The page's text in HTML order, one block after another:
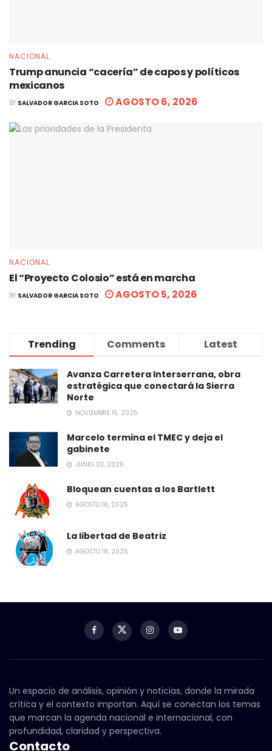
NACIONAL
Trump anuncia “cacería” de capos y políticos
mexicanos
BY SALVADOR GARCIA SOTO AGOSTO 6, 2026
NACIONAL
El “Proyecto Colosio” está en marcha
BY SALVADOR GARCIA SOTO AGOSTO 5, 2026
Trending Comments Latest
Avanza Carretera Interserrana, obra
estratégica que conectará la Sierra
Norte
NOVIEMBRE 15, 2025
Marcelo termina el TMEC y deja el
gabinete
JUNIO 20, 2026
Bloquean cuentas a los Bartlett
AGOSTO 16, 2025
La libertad de Beatriz
AGOSTO 18, 2025
Un espacio de análisis, opinión y noticias, donde la mirada
crítica y el contexto importan. Aquí se conectan los temas
que marcan la agenda nacional e internacional, con
profundidad, claridad y perspectiva.
Contacto